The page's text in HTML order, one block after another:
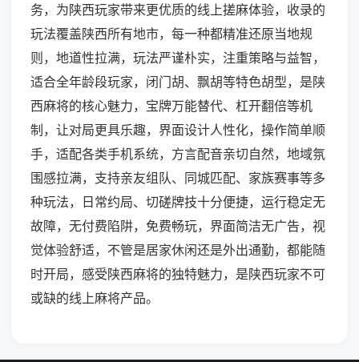
务，为陕西玩家带来更优质的线上搓麻体验，收录的
玩法覆盖陕西所有地市，每一种都精准还原当地规
则，地道性拉满，玩法严谨朴实，注重策略与益智，
适合全年龄段玩家，闭门胡、飘胡等特色胡型，是陕
西麻将的核心魅力，宝牌万能替代、杠开翻倍等机
制，让对局更具乐趣，界面设计人性化，操作简单顺
手，适配各类手机系统，方言配音亲切自然，地域氛
围感拉满，支持亲友组队、同城匹配、家族赛事等多
种玩法，日常约局、切磋牌技十分便捷，运行稳定无
故障，无付费陷阱，免费畅玩，界面简洁无广告，视
觉体验舒适，不管是居家休闲还是外出通勤，都能随
时开局，感受陕西麻将的独特魅力，是陕西玩家不可
或缺的线上麻将产品。